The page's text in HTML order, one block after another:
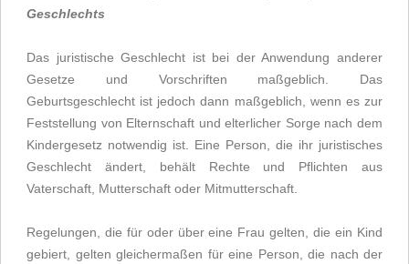
Geschlechts
Das juristische Geschlecht ist bei der Anwendung anderer
Gesetze und Vorschriften maßgeblich. Das
Geburtsgeschlecht ist jedoch dann maßgeblich, wenn es zur
Feststellung von Elternschaft und elterlicher Sorge nach dem
Kindergesetz notwendig ist. Eine Person, die ihr juristisches
Geschlecht ändert, behält Rechte und Pflichten aus
Vaterschaft, Mutterschaft oder Mitmutterschaft.
Regelungen, die für oder über eine Frau gelten, die ein Kind
gebiert, gelten gleichermaßen für eine Person, die nach der